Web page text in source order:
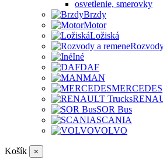
osvetlenie, smerovky
Brzdy
Motor
Ložiská
Iné
DAF
MAN
MERCEDES
SOR Bus
SCANIA
VOLVO
Košík ×